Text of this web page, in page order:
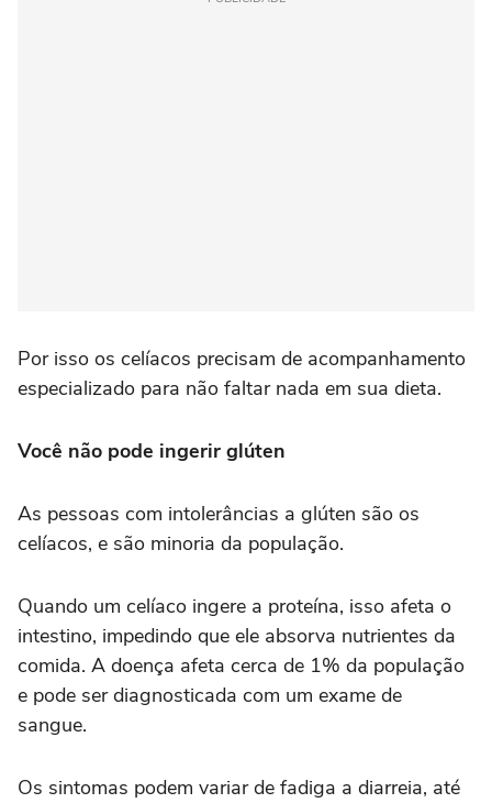
Por isso os celíacos precisam de acompanhamento
especializado para não faltar nada em sua dieta.
Você não pode ingerir glúten
As pessoas com intolerâncias a glúten são os
celíacos, e são minoria da população.
Quando um celíaco ingere a proteína, isso afeta o
intestino, impedindo que ele absorva nutrientes da
comida. A doença afeta cerca de 1% da população
e pode ser diagnosticada com um exame de
sangue.
Os sintomas podem variar de fadiga a diarreia, até